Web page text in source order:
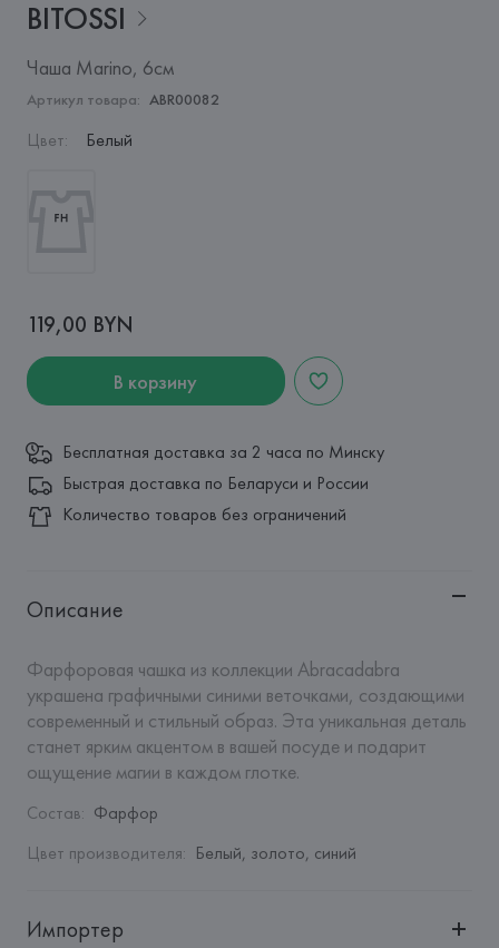
BITOSSI
Чаша Marino, 6см
Артикул товара: ABR00082
Цвет: Белый
119,00 BYN
В корзину
Бесплатная доставка за 2 часа по Минску
Быстрая доставка по Беларуси и России
Количество товаров без ограничений
Описание
Фарфоровая чашка из коллекции Abracadabra
украшена графичными синими веточками, создающими
современный и стильный образ. Эта уникальная деталь
станет ярким акцентом в вашей посуде и подарит
ощущение магии в каждом глотке.
Состав: Фарфор
Цвет производителя: Белый, золото, синий
Импортер